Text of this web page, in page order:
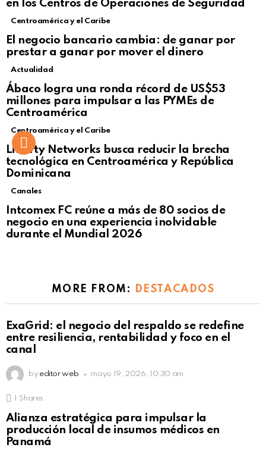
en los Centros de Operaciones de Seguridad
Centroamérica y el Caribe
El negocio bancario cambia: de ganar por
prestar a ganar por mover el dinero
Not Safe For Work
Click to view this post
Actualidad
Ábaco logra una ronda récord de US$53
millones para impulsar a las PYMEs de
Centroamérica
Centroamérica y el Caribe
Liberty Networks busca reducir la brecha
tecnológica en Centroamérica y República
Dominicana
Canales
Intcomex FC reúne a más de 80 socios de
negocio en una experiencia inolvidable
durante el Mundial 2026
MORE FROM: DESTACADOS
ExaGrid: el negocio del respaldo se redefine
entre resiliencia, rentabilidad y foco en el
canal
by editor web mayo 19, 2026, 10:30 am
Shares
Alianza estratégica para impulsar la
producción local de insumos médicos en
Panamá